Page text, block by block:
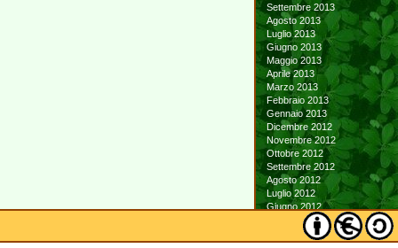
Settembre 2013
Agosto 2013
Luglio 2013
Giugno 2013
Maggio 2013
Aprile 2013
Marzo 2013
Febbraio 2013
Gennaio 2013
Dicembre 2012
Novembre 2012
Ottobre 2012
Settembre 2012
Agosto 2012
Luglio 2012
Giugno 2012
Maggio 2012
Aprile 2012